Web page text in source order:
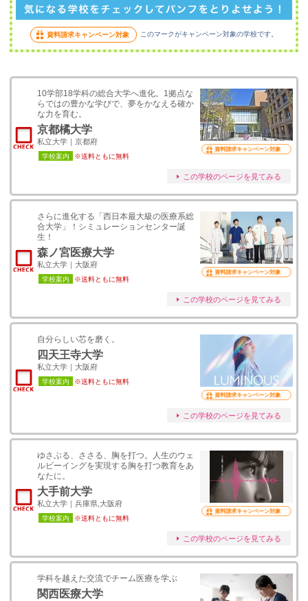
資料請求キャンペーン対象 このマークがキャンペーン対象の学校です。
10学部18学科の総合大学へ進化。1拠点な
らではの豊かな学びで、夢をかなえる確か
な力を育む。
京都橘大学
私立大学｜京都府
学校案内 ※送料ともに無料
資料請求キャンペーン対象
この学校のページを見てみる
さらに進化する「西日本最大級の医療系総
合大学」！シミュレーションセンター誕
生！
森ノ宮医療大学
私立大学｜大阪府
学校案内 ※送料ともに無料
資料請求キャンペーン対象
この学校のページを見てみる
自分らしい芯を磨く。
四天王寺大学
私立大学｜大阪府
学校案内 ※送料ともに無料
資料請求キャンペーン対象
この学校のページを見てみる
ゆさぶる、ささる、胸を打つ。人生のウェ
ルビーイングを実現する胸を打つ教育をあ
なたに。
大手前大学
私立大学｜兵庫県,大阪府
学校案内 ※送料ともに無料
資料請求キャンペーン対象
この学校のページを見てみる
学科を越えた交流でチーム医療を学ぶ
関西医療大学